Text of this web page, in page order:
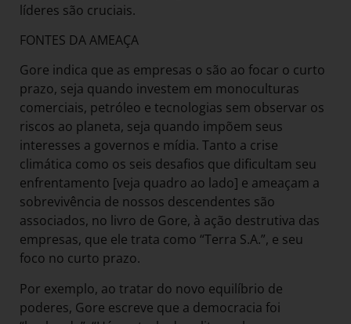
líderes são cruciais.
FONTES DA AMEAÇA
Gore indica que as empresas o são ao focar o curto
prazo, seja quando investem em monoculturas
comerciais, petróleo e tecnologias sem observar os
riscos ao planeta, seja quando impõem seus
interesses a governos e mídia. Tanto a crise
climática como os seis desafios que dificultam seu
enfrentamento [veja quadro ao lado] e ameaçam a
sobrevivência de nossos descendentes são
associados, no livro de Gore, à ação destrutiva das
empresas, que ele trata como “Terra S.A.”, e seu
foco no curto prazo.
Por exemplo, ao tratar do novo equilíbrio de
poderes, Gore escreve que a democracia foi